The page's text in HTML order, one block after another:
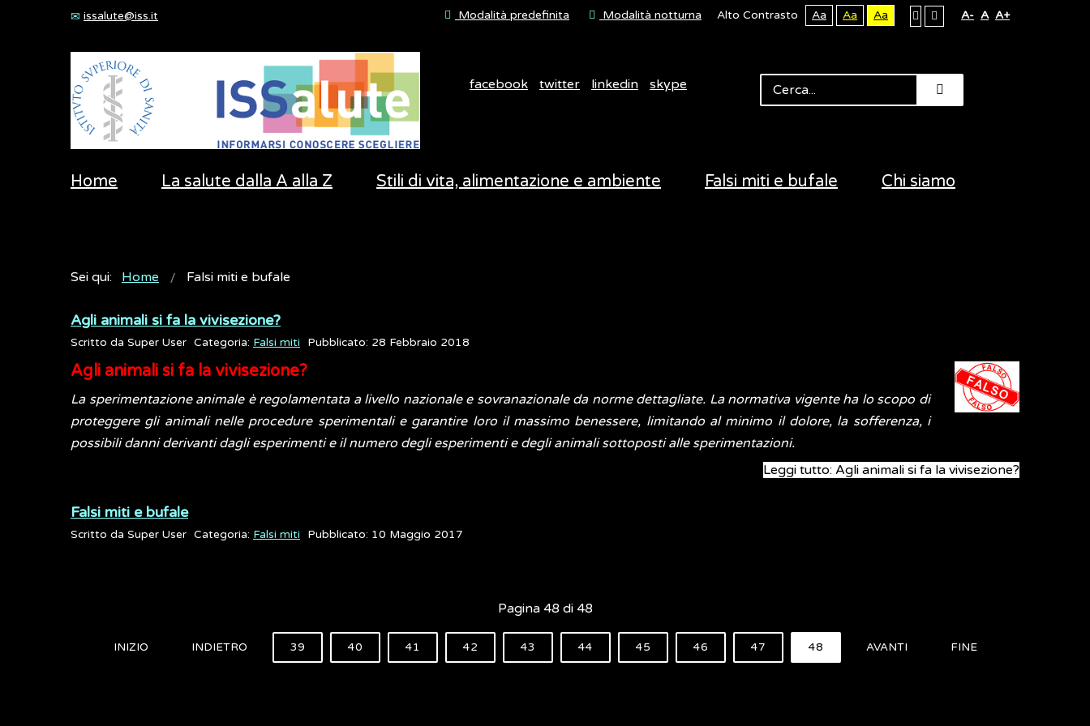
issalute@iss.it Modalità predefinita Modalità notturna Alto Contrasto Aa Aa Aa A- A A+
facebook twitter linkedin skype
Home La salute dalla A alla Z Stili di vita, alimentazione e ambiente Falsi miti e bufale Chi siamo
Sei qui: Home Falsi miti e bufale
Agli animali si fa la vivisezione?
Scritto da Super User Categoria: Falsi miti Pubblicato: 28 Febbraio 2018
Agli animali si fa la vivisezione?
La sperimentazione animale è regolamentata a livello nazionale e sovranazionale da norme dettagliate. La normativa vigente ha lo scopo di
proteggere gli animali nelle procedure sperimentali e garantire loro il massimo benessere, limitando al minimo il dolore, la sofferenza, i
possibili danni derivanti dagli esperimenti e il numero degli esperimenti e degli animali sottoposti alle sperimentazioni.
Leggi tutto: Agli animali si fa la vivisezione?
Falsi miti e bufale
Scritto da Super User Categoria: Falsi miti Pubblicato: 10 Maggio 2017
Pagina 48 di 48
INIZIO INDIETRO 39 40 41 42 43 44 45 46 47 48 AVANTI FINE